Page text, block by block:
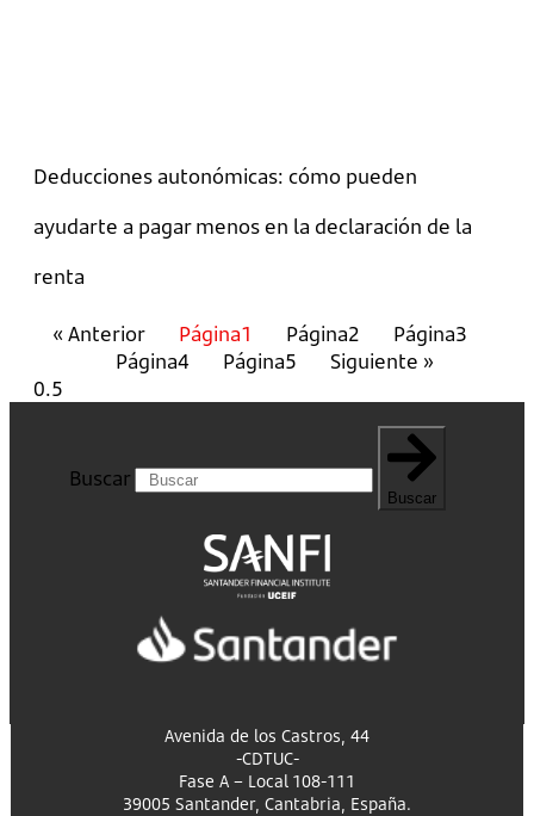
Deducciones autonómicas: cómo pueden
ayudarte a pagar menos en la declaración de la
renta
« Anterior Página1 Página2 Página3
Página4 Página5 Siguiente »
Buscar
Buscar
Avenida de los Castros, 44
-CDTUC-
Fase A – Local 108-111
39005 Santander, Cantabria, España.